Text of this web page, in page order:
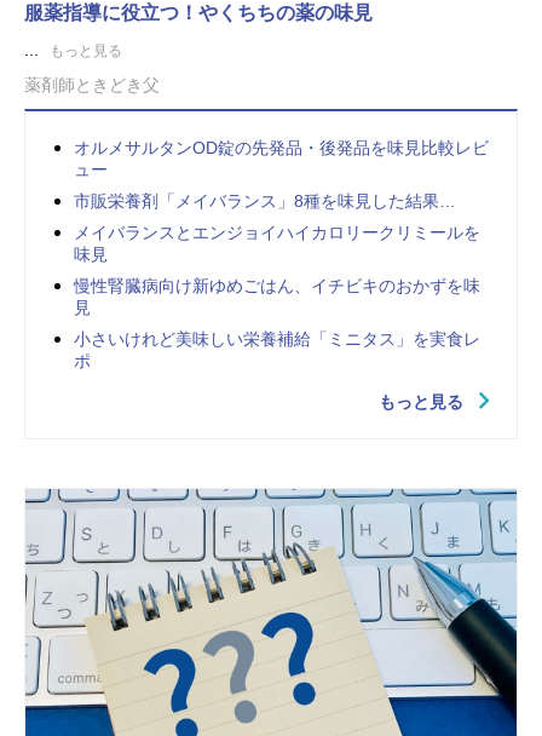
服薬指導に役立つ！やくちちの薬の味見
もっと見る
薬剤師ときどき父
オルメサルタンOD錠の先発品・後発品を味見比較レビ
ュー
市販栄養剤「メイバランス」8種を味見した結果…
メイバランスとエンジョイハイカロリークリミールを
味見
慢性腎臓病向け新ゆめごはん、イチビキのおかずを味
見
小さいけれど美味しい栄養補給「ミニタス」を実食レ
ポ
もっと見る